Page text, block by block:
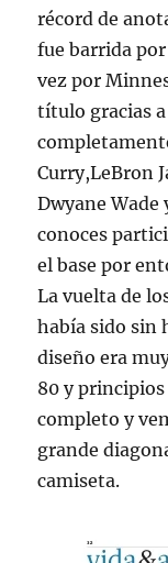
récord de
fue barrida
vez por
título gracias
Curry,LeBron
Dwyane Wade
conoces
el base por
La vuelta de
había sido sin
diseño era
80 y principios
completo y
grande
camiseta.